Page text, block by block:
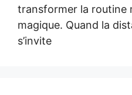
transformer la routine
magique. Quand la
s’invite